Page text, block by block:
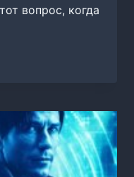
вопрос, когда